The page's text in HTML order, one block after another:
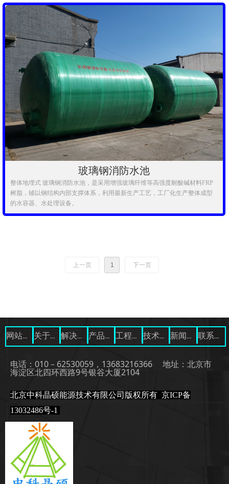
玻璃钢消防水池
整体地埋式 玻璃钢消防水池，是采用增强玻璃纤维等高强度耐酸碱材料FRP
树脂，辅以钢结构内部支撑体系，利用最新生产工艺，工厂化生产整体成型
的水容器、水处理设备。
上一页 1 下一页
北京中科晶硕能源技术有限公司版权所有 京ICP备
13032486号-1
电话：010－62530059，13683216366 地址：北京市
海淀区北四环西路9号银谷大厦2104
网站首页 关于我们 解决方案 产品展示 工程案例 技术资料 新闻中心 联系我们